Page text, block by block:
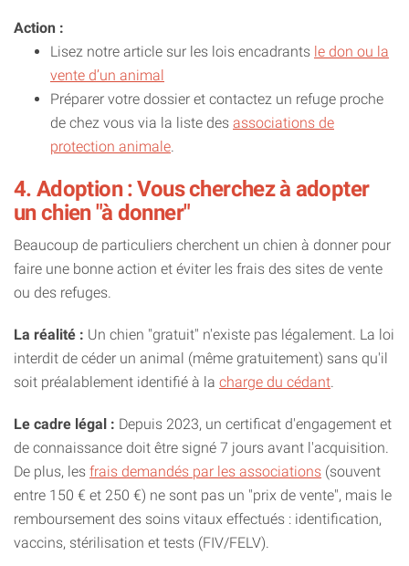
Action :
Lisez notre article sur les lois encadrants le don ou la
vente d’un animal
Préparer votre dossier et contactez un refuge proche
de chez vous via la liste des associations de
protection animale
4. Adoption : Vous cherchez à adopter
un chien "à donner"
Beaucoup de particuliers cherchent un chien à donner pour
faire une bonne action et éviter les frais des sites de vente
ou des refuges.
La réalité : Un chien "gratuit" n'existe pas légalement. La loi
interdit de céder un animal (même gratuitement) sans qu'il
soit préalablement identifié à la charge du cédant
Le cadre légal : Depuis 2023, un certificat d'engagement et
de connaissance doit être signé 7 jours avant l'acquisition.
De plus, les frais demandés par les associations (souvent
entre 150 € et 250 €) ne sont pas un "prix de vente", mais le
remboursement des soins vitaux effectués : identification,
vaccins, stérilisation et tests (FIV/FELV).